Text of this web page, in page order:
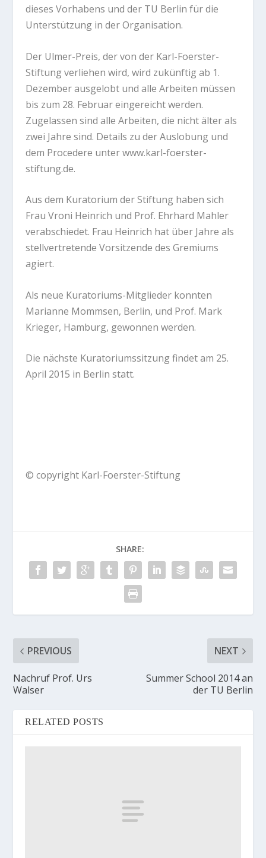
dieses Vorhabens und der TU Berlin für die
Unterstützung in der Organisation.
Der Ulmer-Preis, der von der Karl-Foerster-
Stiftung verliehen wird, wird zukünftig ab 1.
Dezember ausgelobt und alle Arbeiten müssen
bis zum 28. Februar eingereicht werden.
Zugelassen sind alle Arbeiten, die nicht älter als
zwei Jahre sind. Details zu der Auslobung und
dem Procedere unter www.karl-foerster-
stiftung.de.
Aus dem Kuratorium der Stiftung haben sich
Frau Vroni Heinrich und Prof. Ehrhard Mahler
verabschiedet. Frau Heinrich hat über Jahre als
stellvertretende Vorsitzende des Gremiums
agiert.
Als neue Kuratoriums-Mitglieder konnten
Marianne Mommsen, Berlin, und Prof. Mark
Krieger, Hamburg, gewonnen werden.
Die nächste Kuratoriumssitzung findet am 25.
April 2015 in Berlin statt.
© copyright Karl-Foerster-Stiftung
SHARE:
PREVIOUS
Nachruf Prof. Urs
Walser
NEXT
Summer School 2014 an
der TU Berlin
RELATED POSTS